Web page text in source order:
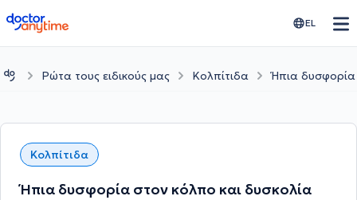
doctoranytime EL
Ρώτα τους ειδικούς μας Κολπίτιδα Ήπια δυσφορία
Κολπίτιδα
Ήπια δυσφορία στον κόλπο και δυσκολία